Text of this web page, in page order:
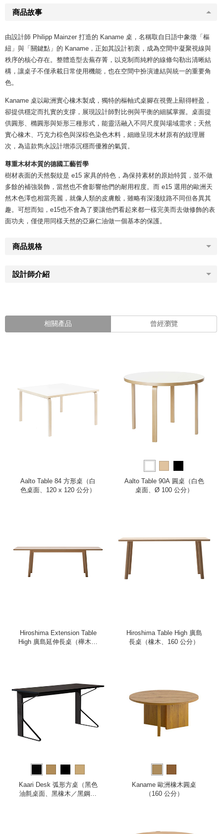
商品故事
由設計師 Philipp Mainzer 打造的 Kaname 桌，名稱取自日語中象徵「樞
紐」與「關鍵點」的 Kaname，正如其設計初衷，成為空間中凝聚視線與
秩序的核心存在。整體造型去蕪存菁，以克制而純粹的線條勾勒出清晰結
構，讓桌子不僅承載日常使用機能，也在空間中扮演連結與統一的重要角
色。
Kaname 桌以歐洲實心橡木製成，獨特的樞軸式桌腳在視覺上顯得輕盈，
卻提供穩定而扎實的支撐，展現設計師對比例與平衡的細膩掌握。桌面提
供圓形、橢圓形與矩形三種形式，能靈活融入不同尺度與場域需求；天然
實心橡木、巧克力棕色與深棕色染色木料，細緻呈現木材原有的紋理層
次，為這款雋永設計增添沉穩而優雅的氣質。
尊重木材本質的德國工藝哲學
樹材表面的天然裂紋是 e15 家具的特色，為保持素材的原始特質，並不做
多餘的補強裝飾，當然也不會影響他們的耐用程度。而 e15 選用的歐洲天
然木色澤也相當亮麗，就像人類的皮膚般，雖略有深淺紋路不同但各異其
趣。可想而知，e15也不會為了要讓他們看起來都一樣完美而去做修飾的表
面功夫，僅使用同樣天然的亞麻仁油做一個基本的保護。
商品規格
設計師介紹
相關產品 曾經瀏覽
Aalto Table 84 方形桌（白
色桌面、120 x 120 公分）
Aalto Table 90A 圓桌（白色
桌面、Ø 100 公分）
Hiroshima Extension Table
High 廣島延伸長桌（櫸木、
Hiroshima Table High 廣島
長桌（橡木、160 公分）
Kaari Desk 弧形方桌（黑色
油氈桌面、黑橡木／黑鋼桌
Kaname 歐洲橡木圓桌
（160 公分）